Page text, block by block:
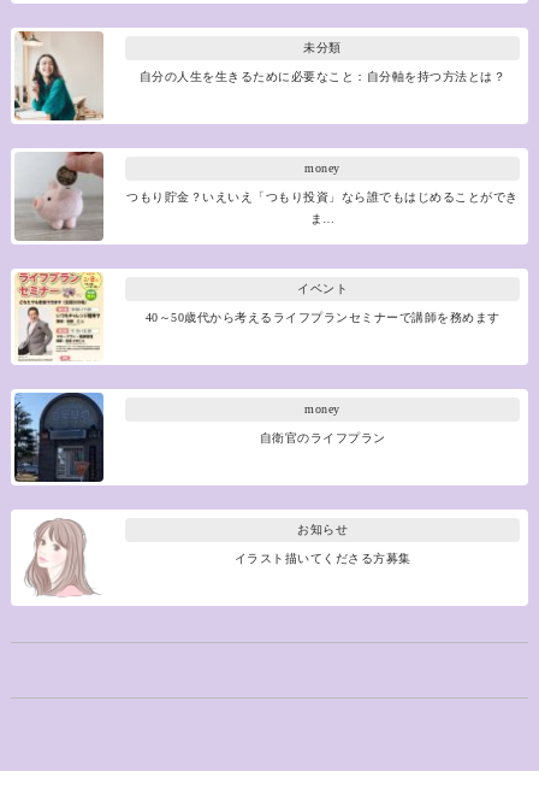
未分類
自分の人生を生きるために必要なこと：自分軸を持つ方法とは？
money
つもり貯金？いえいえ「つもり投資」なら誰でもはじめることができ
ま…
イベント
40～50歳代から考えるライフプランセミナーで講師を務めます
money
自衛官のライフプラン
お知らせ
イラスト描いてくださる方募集